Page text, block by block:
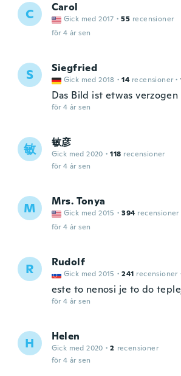
C Carol
Gick med 2017 · 55 recensioner
för 4 år sen
S Siegfried
Gick med 2018 · 14 recensioner ·
Das Bild ist etwas
för 4 år sen
敏 敏彦
Gick med 2020 · 118 recensioner
för 4 år sen
M Mrs. Tonya
Gick med 2015 · 394 recensioner
för 4 år sen
R Rudolf
Gick med 2015 · 241 recensioner
este to nenosi je to do
för 4 år sen
H Helen
Gick med 2020 · 2 recensioner
för 4 år sen